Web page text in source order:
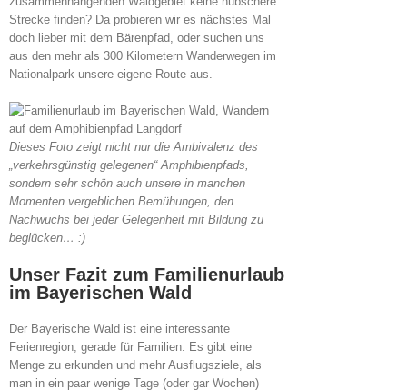
Strecke finden? Da probieren wir es nächstes Mal
doch lieber mit dem Bärenpfad, oder suchen uns
aus den mehr als 300 Kilometern Wanderwegen im
Nationalpark unsere eigene Route aus.
Dieses Foto zeigt nicht nur die Ambivalenz des
„verkehrsgünstig gelegenen“ Amphibienpfads,
sondern sehr schön auch unsere in manchen
Momenten vergeblichen Bemühungen, den
Nachwuchs bei jeder Gelegenheit mit Bildung zu
beglücken… :)
Unser Fazit zum Familienurlaub
im Bayerischen Wald
Der Bayerische Wald ist eine interessante
Ferienregion, gerade für Familien. Es gibt eine
Menge zu erkunden und mehr Ausflugsziele, als
man in ein paar wenige Tage (oder gar Wochen)